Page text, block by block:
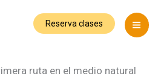
Reserva clases
ruta en el medio natural